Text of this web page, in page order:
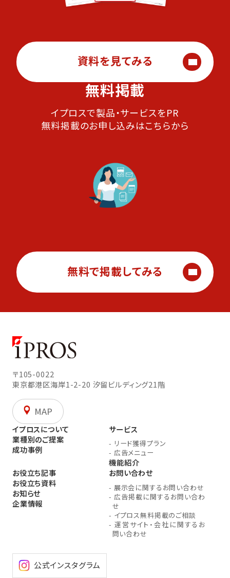
資料を見てみる
無料掲載
イプロスで製品・サービスをPR
無料掲載のお申し込みはこちらから
無料で掲載してみる
〒105-0022
東京都港区海岸1-2-20 汐留ビルディング21階
MAP
イプロスについて
業種別のご提案
成功事例
サービス
- リード獲得プラン
- 広告メニュー
機能紹介
お役立ち記事
お役立ち資料
お知らせ
企業情報
お問い合わせ
- 展示会に関するお問い合わせ
- 広告掲載に関するお問い合わ
せ
- イプロス無料掲載のご相談
- 運営サイト・会社に関するお
問い合わせ
公式インスタグラム